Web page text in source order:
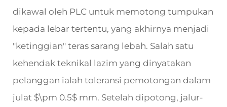
dikawal oleh PLC untuk memotong tumpukan
kepada lebar tertentu, yang akhirnya menjadi
"ketinggian" teras sarang lebah. Salah satu
kehendak teknikal lazim yang dinyatakan
pelanggan ialah toleransi pemotongan dalam
julat $\pm 0.5$ mm. Setelah dipotong, jalur-